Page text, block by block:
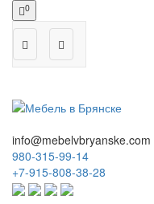
0
info@mebelvbryanske.com
980-315-99-14
+7-915-808-38-28